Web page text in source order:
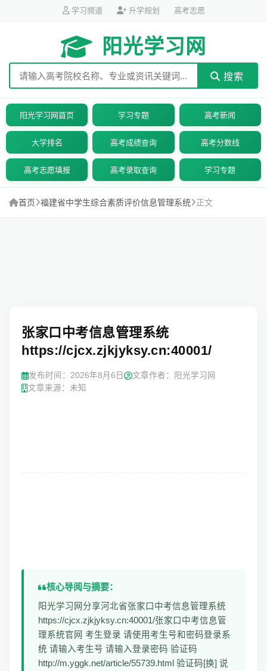
学习频道 升学规划 高考志愿
阳光学习网
搜索
阳光学习网首页 学习专题 高考新闻
大学排名 高考成绩查询 高考分数线
高考志愿填报 高考录取查询 学习专题
首页 福建省中学生综合素质评价信息管理系统 正文
张家口中考信息管理系统
https://cjcx.zjkjyksy.cn:40001/
发布时间： 2026年8月6日
文章作者：阳光学习网
文章来源：未知
核心导阅与摘要：
阳光学习网分享河北省张家口中考信息管理系统
https://cjcx.zjkjyksy.cn:40001/张家口中考信息管
理系统官网 考生登录 请使用考生号和密码登录系
统 请输入考生号 请输入登录密码 验证码
http://m.yggk.net/article/55739.html 验证码[换] 说